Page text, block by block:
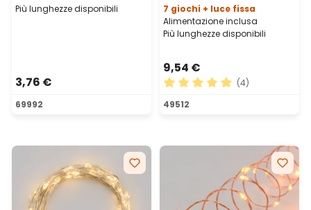
Più lunghezze disponibili
3,76 €
69992
7 giochi + luce fissa
Alimentazione inclusa
Più lunghezze disponibili
9,54 €
Valutazione media di 5 su
(4)
49512